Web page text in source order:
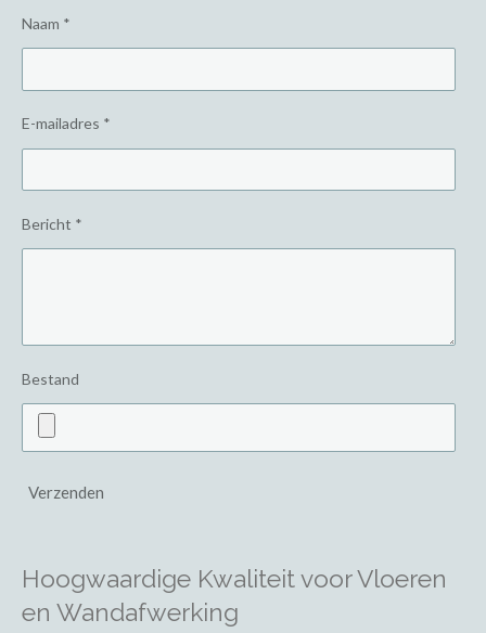
Naam *
E-mailadres *
Bericht *
Bestand
Verzenden
Hoogwaardige Kwaliteit voor Vloeren
en Wandafwerking